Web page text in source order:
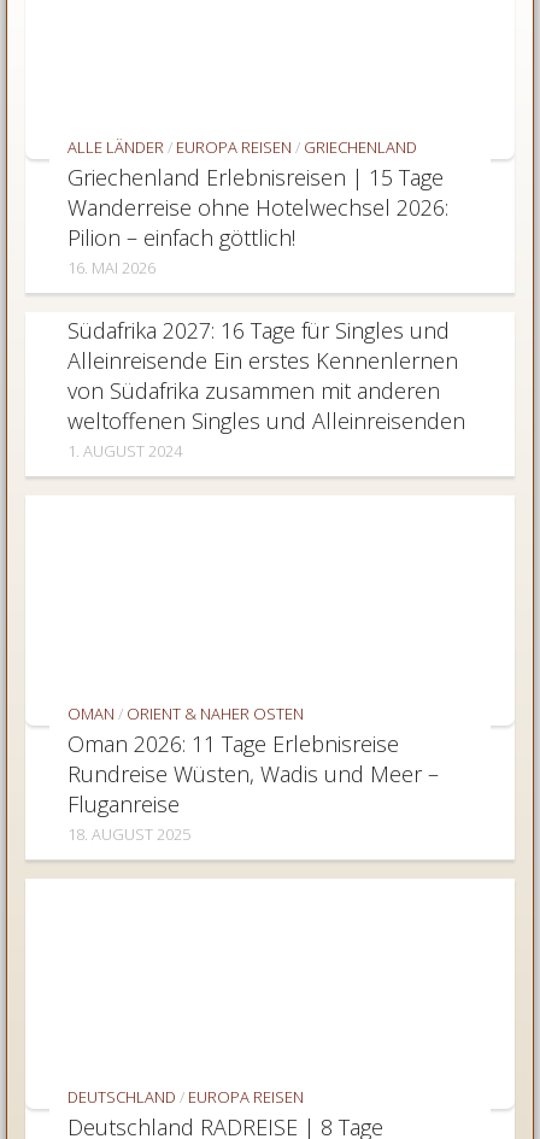
ALLE LÄNDER/ EUROPA REISEN / GRIECHENLAND
Griechenland Erlebnisreisen | 15 Tage
Wanderreise ohne Hotelwechsel 2026:
Pilion – einfach göttlich!
16. MAI 2026
AFRIKA REISEN/SÜDAFRIKA
Südafrika 2027: 16 Tage für Singles und
Alleinreisende Ein erstes Kennenlernen
von Südafrika zusammen mit anderen
weltoffenen Singles und Alleinreisenden
1. AUGUST 2024
OMAN / ORIENT & NAHER OSTEN
Oman 2026: 11 Tage Erlebnisreise
Rundreise Wüsten, Wadis und Meer –
Fluganreise
18. AUGUST 2025
DEUTSCHLAND / EUROPA REISEN
Deutschland RADREISE | 8 Tage